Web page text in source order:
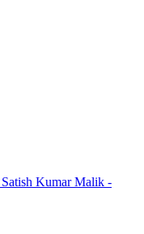
Kumar Malik -